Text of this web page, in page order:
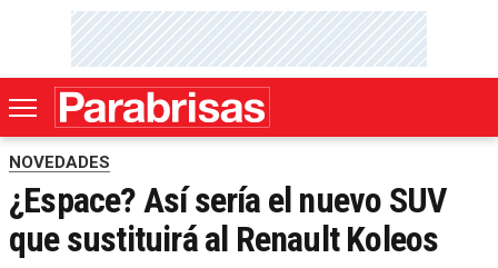
NOVEDADES
¿Espace? Así sería el nuevo SUV
que sustituirá al Renault Koleos